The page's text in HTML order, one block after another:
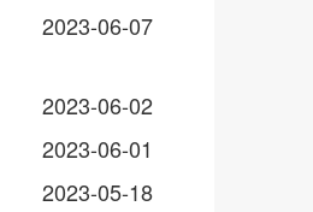
2023-06-07
2023-06-02
2023-06-01
2023-05-18